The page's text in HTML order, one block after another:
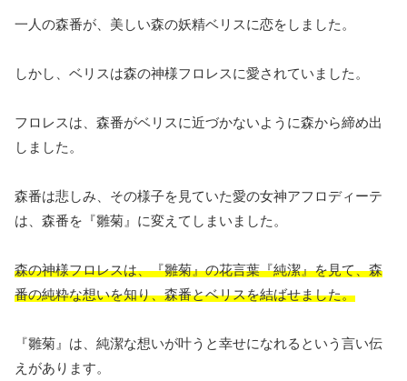
一人の森番が、美しい森の妖精ベリスに恋をしました。
しかし、ベリスは森の神様フロレスに愛されていました。
フロレスは、森番がベリスに近づかないように森から締め出
しました。
森番は悲しみ、その様子を見ていた愛の女神アフロディーテ
は、森番を『雛菊』に変えてしまいました。
森の神様フロレスは、『雛菊』の花言葉『純潔』を見て、森
番の純粋な想いを知り、森番とベリスを結ばせました。
『雛菊』は、純潔な想いが叶うと幸せになれるという言い伝
えがあります。